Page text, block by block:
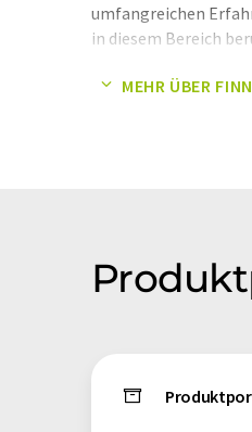
umfangreichen
in diesem Bereich
Hinweis: Dieser
MEHR ÜBER